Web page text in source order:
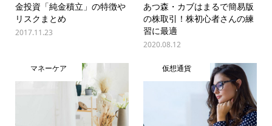
金投資「純金積立」の特徴や
リスクまとめ
2017.11.23
あつ森・カブはまるで簡易版
の株取引！株初心者さんの練
習に最適
2020.08.12
マネーケア 仮想通貨